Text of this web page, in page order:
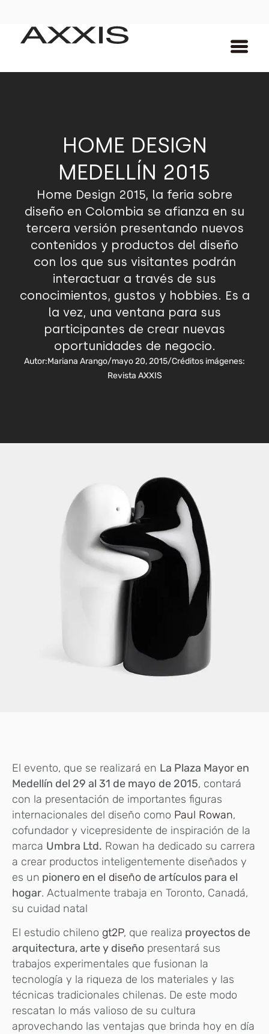
HOME DESIGN
MEDELLÍN 2015
Home Design 2015, la feria sobre
diseño en Colombia se afianza en su
tercera versión presentando nuevos
contenidos y productos del diseño
con los que sus visitantes podrán
interactuar a través de sus
conocimientos, gustos y hobbies. Es a
la vez, una ventana para sus
participantes de crear nuevas
oportunidades de negocio.
Autor:Mariana Arango/mayo 20, 2015/Créditos imágenes:
Revista AXXIS
El evento, que se realizará en La Plaza Mayor en
Medellín del 29 al 31 de mayo de 2015, contará
con la presentación de importantes figuras
internacionales del diseño como Paul Rowan,
cofundador y vicepresidente de inspiración de la
marca Umbra Ltd. Rowan ha dedicado su carrera
a crear productos inteligentemente diseñados y
es un pionero en el diseño de artículos para el
hogar. Actualmente trabaja en Toronto, Canadá,
su cuidad natal
El estudio chileno gt2P, que realiza proyectos de
arquitectura, arte y diseño presentará sus
trabajos experimentales que fusionan la
tecnología y la riqueza de los materiales y las
técnicas tradicionales chilenas. De este modo
rescatan lo más valioso de su cultura
aprovechando las ventajas que brinda hoy en día